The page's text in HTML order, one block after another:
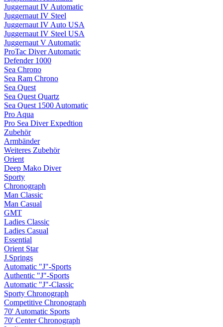
Juggernaut IV Automatic
Juggernaut IV Steel
Juggernaut IV Auto USA
Juggernaut IV Steel USA
Juggernaut V Automatic
ProTac Diver Automatic
Defender 1000
Sea Chrono
Sea Ram Chrono
Sea Quest
Sea Quest Quartz
Sea Quest 1500 Automatic
Pro Aqua
Pro Sea Diver Expedtion
Zubehör
Armbänder
Weiteres Zubehör
Orient
Deep Mako Diver
Sporty
Chronograph
Man Classic
Man Casual
GMT
Ladies Classic
Ladies Casual
Essential
Orient Star
J.Springs
Automatic "J"-Sports
Authentic "J"-Sports
Automatic "J"-Classic
Sporty Chronograph
Competitive Chronograph
70' Automatic Sports
70' Center Chronograph